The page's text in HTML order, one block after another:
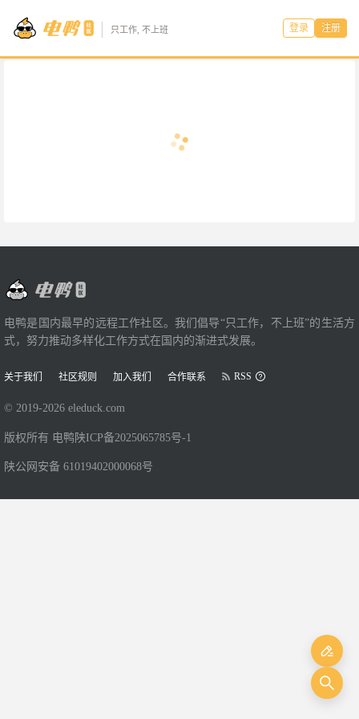
只工作, 不上班 登录 注册
电鸭是国内最早的远程工作社区。我们倡导“只工作，不上班”的生活方
式，努力推动多样化工作方式在国内的渐进式发展。
关于我们 社区规则 加入我们 合作联系 RSS
© 2019-2026 eleduck.com
版权所有 电鸭 陕ICP备2025065785号-1
陕公网安备 61019402000068号